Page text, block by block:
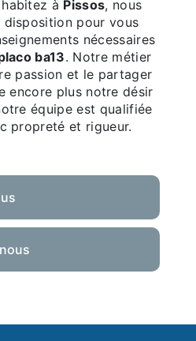
à Pissos, nous
disposition pour vous
nécessaires
ba13. Notre métier
passion et le partager
encore plus notre désir
équipe est qualifiée
propreté et rigueur.